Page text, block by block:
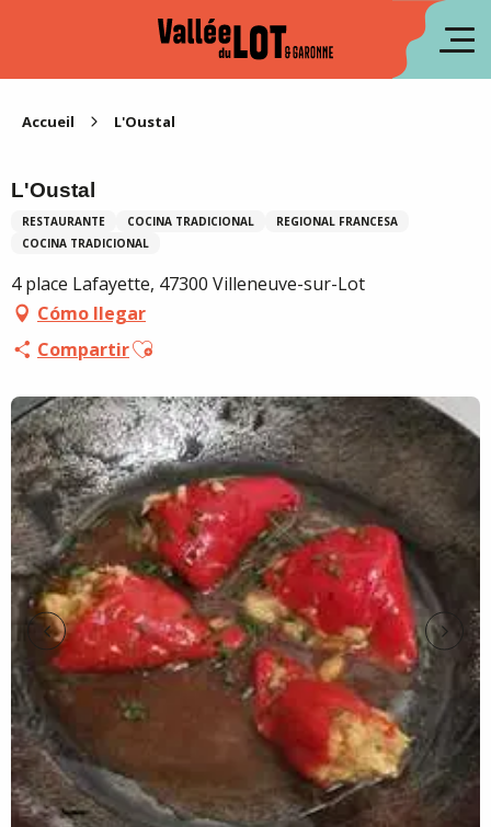
Accueil L'Oustal
L'Oustal
RESTAURANTE COCINA TRADICIONAL
REGIONAL FRANCESA
COCINA TRADICIONAL
4 place Lafayette, 47300 Villeneuve-sur-Lot
Cómo llegar
CompartirAjouter aux favoris